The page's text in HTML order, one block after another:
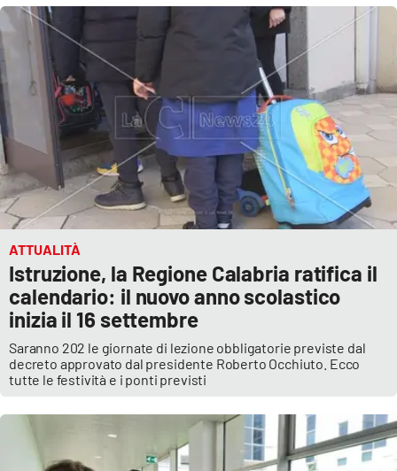
ATTUALITÀ
Istruzione, la Regione Calabria ratifica il
calendario: il nuovo anno scolastico
inizia il 16 settembre
Saranno 202 le giornate di lezione obbligatorie previste dal
decreto approvato dal presidente Roberto Occhiuto. Ecco
tutte le festività e i ponti previsti